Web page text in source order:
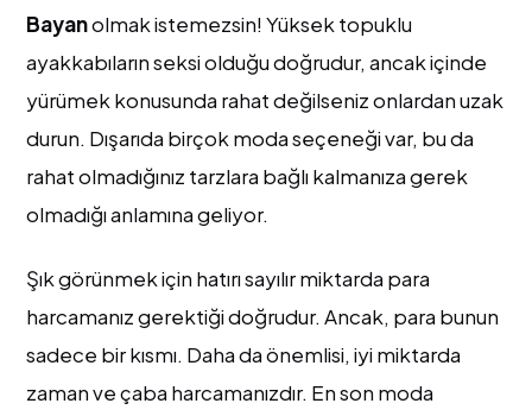
Bayanolmak istemezsin! Yüksek topuklu
ayakkabıların seksi olduğu doğrudur, ancak içinde
yürümek konusunda rahat değilseniz onlardan uzak
durun. Dışarıda birçok moda seçeneği var, bu da
rahat olmadığınız tarzlara bağlı kalmanıza gerek
olmadığı anlamına geliyor.
Şık görünmek için hatırı sayılır miktarda para
harcamanız gerektiği doğrudur. Ancak, para bunun
sadece bir kısmı. Daha da önemlisi, iyi miktarda
zaman ve çaba harcamanızdır. En son moda